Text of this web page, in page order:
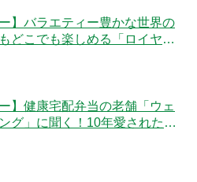
】バラエティー豊かな世界の
どこでも楽しめる「ロイヤル
】健康宅配弁当の老舗「ウェ
グ」に聞く！10年愛された秘